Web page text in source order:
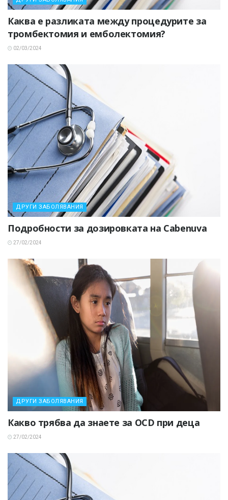
Каква е разликата между процедурите за
тромбектомия и емболектомия?
02/03/2024
ДРУГИ ЗАБОЛЯВАНИЯ
Подробности за дозировката на Cabenuva
27/02/2024
ДРУГИ ЗАБОЛЯВАНИЯ
Какво трябва да знаете за OCD при деца
27/02/2024